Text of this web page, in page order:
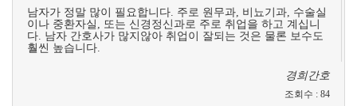
남자가 정말 많이 필요합니다. 주로 원무과, 비뇨기과, 수술실
이나 중환자실, 또는 신경정신과로 주로 취업을 하고 계십니
다. 남자 간호사가 많지않아 취업이 잘되는 것은 물론 보수도
훨씬 높습니다.
경희간호
조회수 : 84